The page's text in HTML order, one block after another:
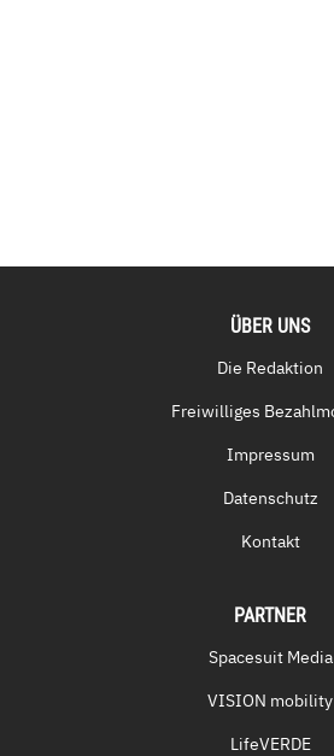
ÜBER UNS
Die Redaktion
Freiwilliges
Impressum
Datenschutz
Kontakt
PARTNER
Spacesuit Media
VISION mobility
LifeVERDE